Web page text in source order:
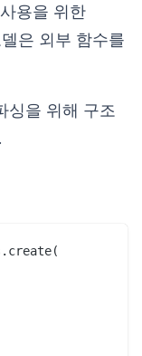
용을 위한
은 외부 함수를
싱을 위해 구조